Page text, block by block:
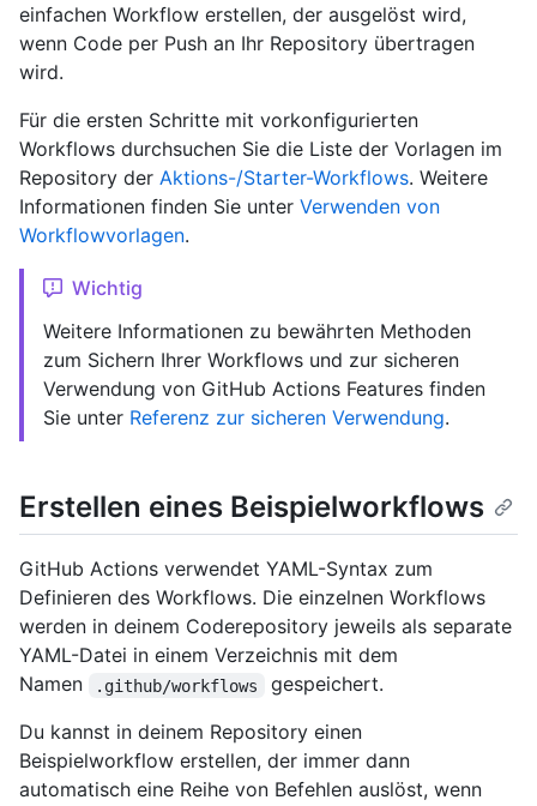
einfachen Workflow erstellen, der ausgelöst wird,
wenn Code per Push an Ihr Repository übertragen
wird.
Für die ersten Schritte mit vorkonfigurierten
Workflows durchsuchen Sie die Liste der Vorlagen im
Repository der Aktions-/Starter-Workflows. Weitere
Informationen finden Sie unter Verwenden von
Workflowvorlagen.
Wichtig
Weitere Informationen zu bewährten Methoden
zum Sichern Ihrer Workflows und zur sicheren
Verwendung von GitHub Actions Features finden
Sie unter Referenz zur sicheren Verwendung.
Erstellen eines Beispielworkflows
GitHub Actions verwendet YAML-Syntax zum
Definieren des Workflows. Die einzelnen Workflows
werden in deinem Coderepository jeweils als separate
YAML-Datei in einem Verzeichnis mit dem
Namen
.github/workflows
gespeichert.
Du kannst in deinem Repository einen
Beispielworkflow erstellen, der immer dann
automatisch eine Reihe von Befehlen auslöst, wenn